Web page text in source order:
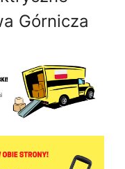
Górnicza